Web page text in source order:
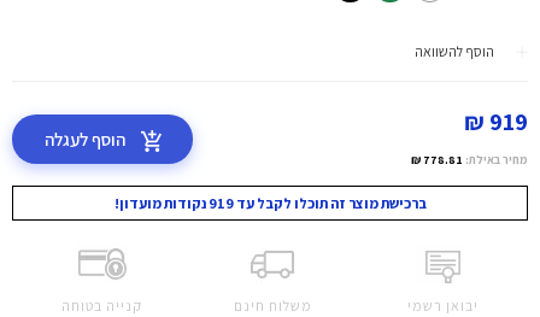
הוסף להשוואה
919 ₪
מחיר באילת: 778.81 ₪
הוסף לעגלה
ברכישת מוצר זה תוכלו לקבל עד 919 נקודות מועדון!
יבואן רשמי משלוח חינם קנייה בטוחה